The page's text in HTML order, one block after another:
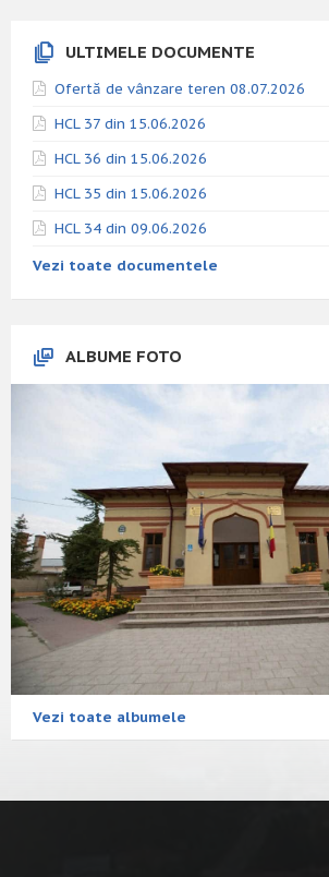
ULTIMELE DOCUMENTE
Ofertă de vânzare teren 08.07.2026
HCL 37 din 15.06.2026
HCL 36 din 15.06.2026
HCL 35 din 15.06.2026
HCL 34 din 09.06.2026
Vezi toate documentele
ALBUME FOTO
Vezi toate albumele